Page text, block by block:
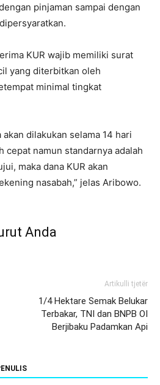
pinjaman sampai dengan
KUR wajib memiliki surat
yang diterbitkan oleh
minimal tingkat
dilakukan selama 14 hari
cepat namun standarnya adalah
maka dana KUR akan
nasabah,” jelas Aribowo.
Anda
Artikulli tjetër
1/4 Hektare Semak Belukar
Terbakar, TNI dan BNPB OI
Berjibaku Padamkan Api